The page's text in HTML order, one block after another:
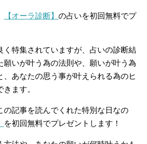
【オーラ診断】 の占いを初回無料でプ
く特集されていますが、占いの診断結
願いが叶う為の法則や、願いが叶う為
、あなたの思う事が叶えられる為のヒ
ます。
の記事を読んでくれた特別な日なの
を初回無料でプレゼントします！